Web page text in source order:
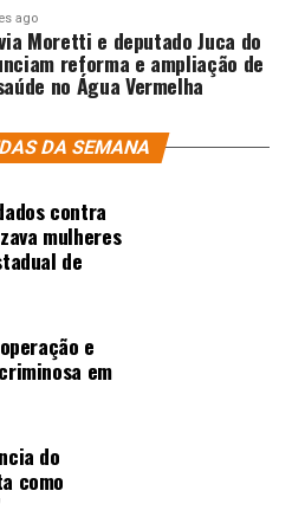
ago
Moretti e deputado Juca do
reforma e ampliação de
no Água Vermelha
DA SEMANA
contra
mulheres
de
e
em
do
como